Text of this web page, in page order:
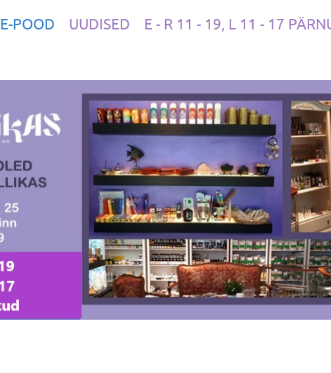
E-POOD UUDISED E - R 11 - 19, L 11 - 17